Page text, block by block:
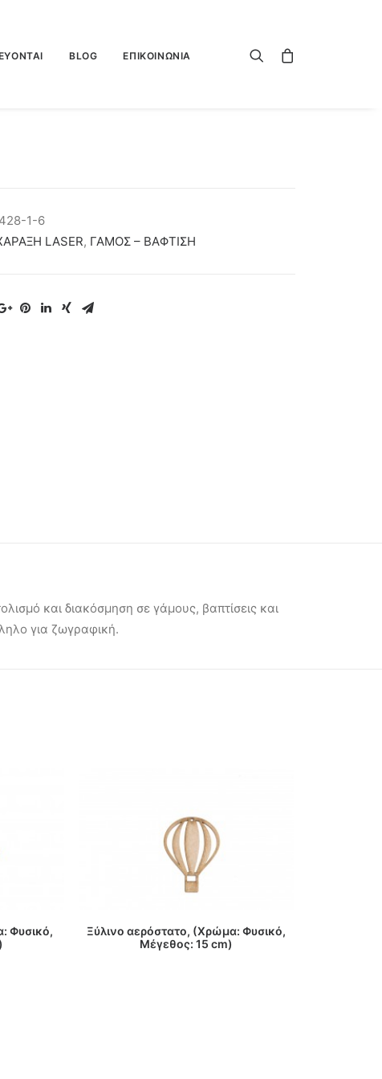
BLOG ΕΠΙΚΟΙΝΩΝΙΑ
1-6
LASER, ΓΑΜΟΣ – ΒΑΦΤΙΣΗ
και διακόσμηση σε γάμους, βαπτίσεις και
για ζωγραφική.
Φυσικό,
ΔΙΑΒΑΣΤΕ ΠΕΡΙΣΣΟΤΕΡΑ
Ξύλινο αερόστατο, (Χρώμα: Φυσικό,
Μέγεθος: 15 cm)